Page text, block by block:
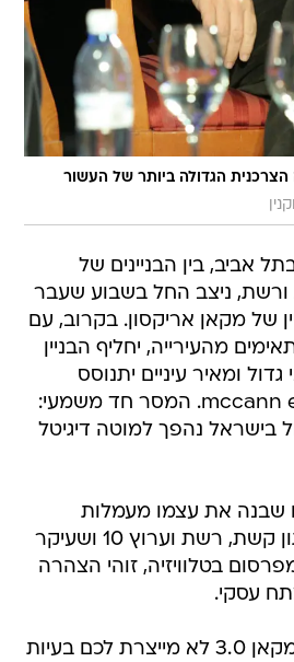
הגדולה ביותר של העשור
אביב, בין הבניינים של
ערוץ 2 קשת ורשת, ניצב החל בשבוע שעבר
של מקאן אריקסון. בקרוב, עם
מהעירייה, יחליף הבניין
ומאיר עיניים יתנוסס
בראשו: 3.0 mccann ericson. המסר חד משמעי:
בישראל נהפך למוטה דיגיטל
שבנה את עצמו מעמלות
ששילמו לו חברות כגון קשת, רשת וערוץ 10 ושעיקר
בטלוויזיה, זוהי הצהרה
עסקי.
העובדה שהפכתם למקאן 3.0 לא מייצרת לכם בעיות